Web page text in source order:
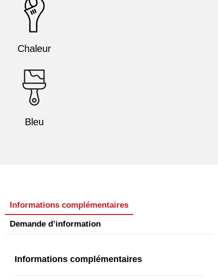
Chaleur
Bleu
Informations complémentaires
Demande d’information
Informations complémentaires